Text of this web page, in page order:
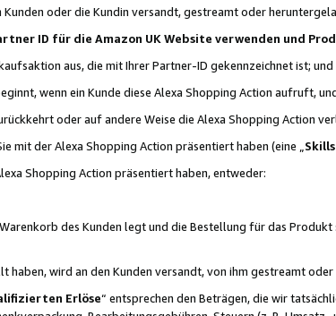
oder die Kundin versandt, gestreamt oder
ID für die Amazon UK Website verwenden und
aus, die mit Ihrer Partner-ID gekennzeichnet ist; und
wenn ein Kunde diese Alexa Shopping Action aufruft,
oder auf andere Weise die Alexa Shopping Action
der Alexa Shopping Action präsentiert haben (eine „
Shopping Action präsentiert haben, entweder:
des Kunden legt und die Bestellung für das Produkt
wird an den Kunden versandt, von ihm gestreamt
Erlöse“ entsprechen den Beträgen, die wir